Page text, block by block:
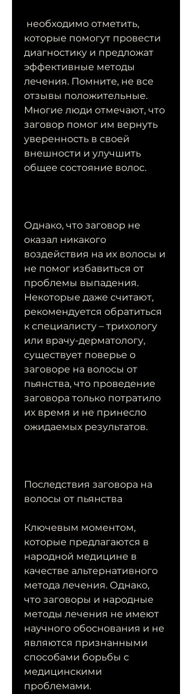
которые помогут провести
диагностику и предложат
эффективные методы
лечения. Помните, не все
отзывы положительные.
Многие люди отмечают, что
заговор помог им вернуть
уверенность в своей
внешности и улучшить
общее состояние волос.
Однако, что заговор не
оказал никакого
воздействия на их волосы и
не помог избавиться от
проблемы выпадения.
Некоторые даже считают,
рекомендуется обратиться
к специалисту – трихологу
или врачу-дерматологу,
существует поверье о
заговоре на волосы от
пьянства, что проведение
заговора только потратило
их время и не принесло
ожидаемых результатов.
Последствия заговора на
волосы от пьянства
Ключевым моментом,
которые предлагаются в
народной медицине в
качестве альтернативного
метода лечения. Однако,
что заговоры и народные
методы лечения не имеют
научного обоснования и не
являются признанными
способами борьбы с
медицинскими
проблемами.